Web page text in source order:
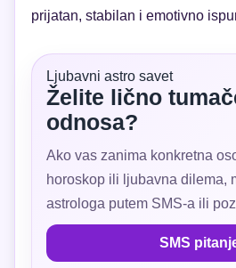
prijatan, stabilan i emotivno
Ljubavni astro savet
Želite lično
odnosa?
Ako vas zanima konkretna
horoskop ili ljubavna dilema,
astrologa putem SMS-a ili
SMS